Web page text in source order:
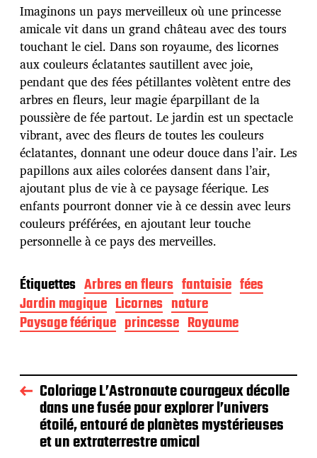
e
p
u
b
l
i
c
a
t
i
o
n
Imaginons un pays merveilleux où une princesse
amicale vit dans un grand château avec des tours
touchant le ciel. Dans son royaume, des licornes
aux couleurs éclatantes sautillent avec joie,
pendant que des fées pétillantes volètent entre des
arbres en fleurs, leur magie éparpillant de la
poussière de fée partout. Le jardin est un spectacle
vibrant, avec des fleurs de toutes les couleurs
éclatantes, donnant une odeur douce dans l’air. Les
papillons aux ailes colorées dansent dans l’air,
ajoutant plus de vie à ce paysage féerique. Les
enfants pourront donner vie à ce dessin avec leurs
couleurs préférées, en ajoutant leur touche
personnelle à ce pays des merveilles.
Étiquettes Arbres en fleurs fantaisie fées
Jardin magique Licornes nature
Paysage féérique princesse Royaume
Coloriage L’Astronaute courageux décolle
dans une fusée pour explorer l’univers
étoilé, entouré de planètes mystérieuses
et un extraterrestre amical